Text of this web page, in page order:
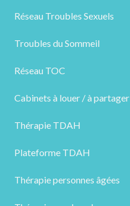
Réseau Troubles Sexuels
Troubles du Sommeil
Réseau TOC
Cabinets à louer / à partager
Thérapie TDAH
Plateforme TDAH
Thérapie personnes âgées